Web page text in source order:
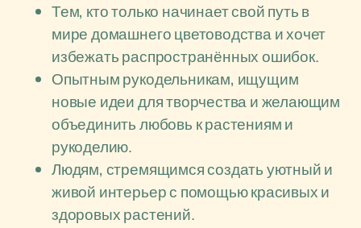
Тем, кто только начинает свой путь в
мире домашнего цветоводства и хочет
избежать распространённых ошибок.
Опытным рукодельникам, ищущим
новые идеи для творчества и желающим
объединить любовь к растениям и
рукоделию.
Людям, стремящимся создать уютный и
живой интерьер с помощью красивых и
здоровых растений.